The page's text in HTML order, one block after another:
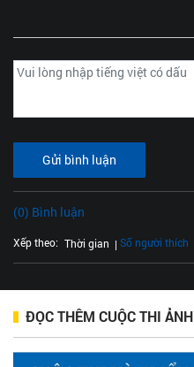
Gửi bình luận
(0) Bình luận
Xếp theo: Thời gian Số người thích
ĐỌC THÊM CUỘC THI ẢNH